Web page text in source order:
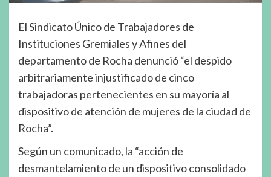
El Sindicato Único de Trabajadores de
Instituciones Gremiales y Afines del
departamento de Rocha denunció “el despido
arbitrariamente injustificado de cinco
trabajadoras pertenecientes en su mayoría al
dispositivo de atención de mujeres de la ciudad de
Rocha”.
Según un comunicado, la “acción de
desmantelamiento de un dispositivo consolidado